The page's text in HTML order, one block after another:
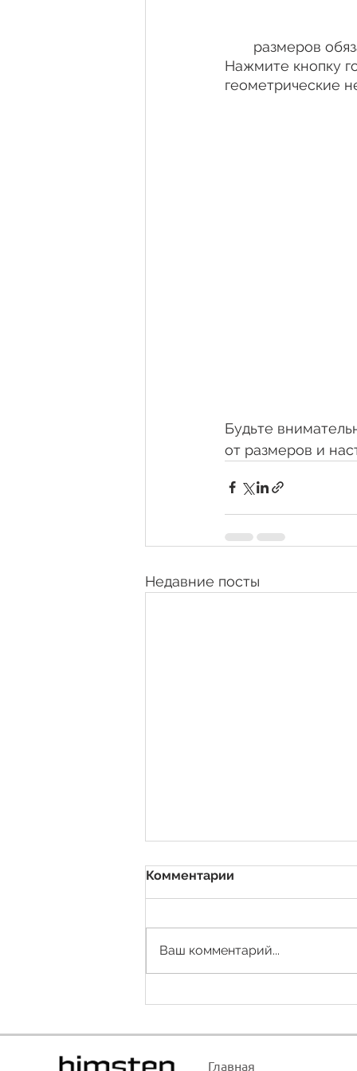
размеров
Нажмите кнопку
геометрические
Будьте
от размеров и
Недавние посты
Комментарии
Ваш комментарий...
Главная